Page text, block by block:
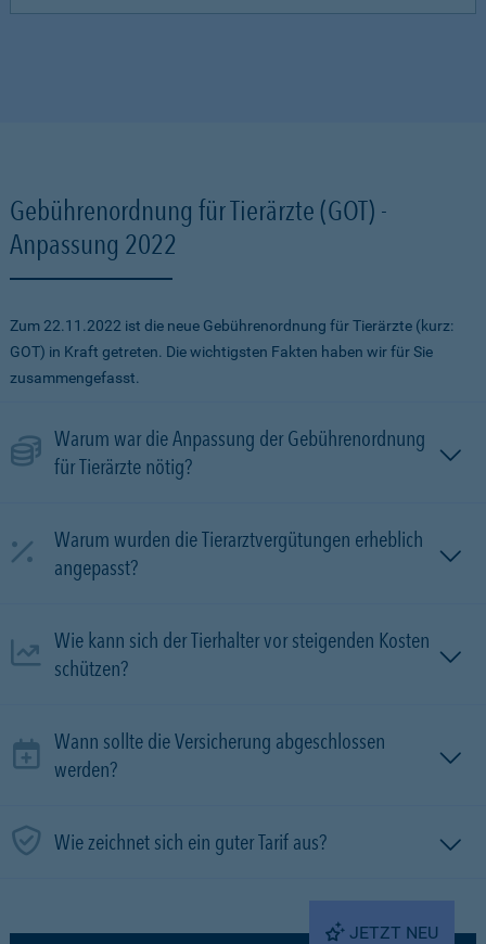
Gebührenordnung für Tierärzte (GOT) -
Anpassung 2022
Zum 22.11.2022 ist die neue Gebührenordnung für Tierärzte (kurz:
GOT) in Kraft getreten. Die wichtigsten Fakten haben wir für Sie
zusammengefasst.
Warum war die Anpassung der Gebührenordnung
für Tierärzte nötig?
Warum wurden die Tierarztvergütungen erheblich
angepasst?
Wie kann sich der Tierhalter vor steigenden Kosten
schützen?
Wann sollte die Versicherung abgeschlossen
werden?
Wie zeichnet sich ein guter Tarif aus?
JETZT NEU